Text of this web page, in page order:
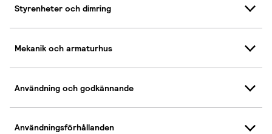
Styrenheter och dimring
Mekanik och armaturhus
Användning och godkännande
Användningsförhållanden